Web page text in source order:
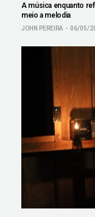
A música enquanto
meio a melodia
JOHN PEREIRA 06/05/